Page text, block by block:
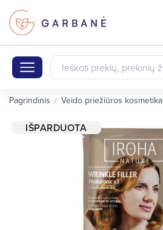
Pagrindinis Veido priežiūros kosmetika
IŠPARDUOTA